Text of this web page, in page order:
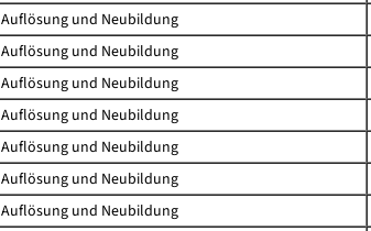
Auflösung und Neubildung
Auflösung und Neubildung
Auflösung und Neubildung
Auflösung und Neubildung
Auflösung und Neubildung
Auflösung und Neubildung
Auflösung und Neubildung